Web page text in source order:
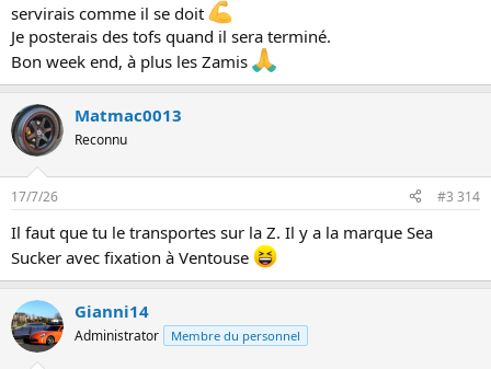
servirais comme il se doit
Je posterais des tofs quand il sera terminé.
Bon week end, à plus les Zamis
Matmac0013
Reconnu
17/7/26 #3 314
Il faut que tu le transportes sur la Z. Il y a la marque Sea
Sucker avec fixation à Ventouse
Gianni14
Administrator Membre du personnel